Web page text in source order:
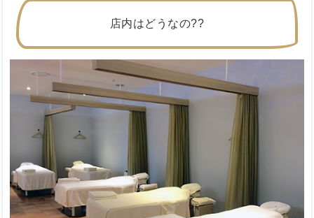
店内はどうなの??